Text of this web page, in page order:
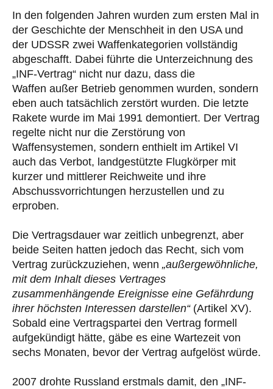
In den folgenden Jahren wurden zum ersten Mal in
der Geschichte der Menschheit in den USA und
der UDSSR zwei Waffenkategorien vollständig
abgeschafft. Dabei führte die Unterzeichnung des
„INF-Vertrag“ nicht nur dazu, dass die
Waffen außer Betrieb genommen wurden, sondern
eben auch tatsächlich zerstört wurden. Die letzte
Rakete wurde im Mai 1991 demontiert. Der Vertrag
regelte nicht nur die Zerstörung von
Waffensystemen, sondern enthielt im Artikel VI
auch das Verbot, landgestützte Flugkörper mit
kurzer und mittlerer Reichweite und ihre
Abschussvorrichtungen herzustellen und zu
erproben.
Die Vertragsdauer war zeitlich unbegrenzt, aber
beide Seiten hatten jedoch das Recht, sich vom
Vertrag zurückzuziehen, wenn „außergewöhnliche,
mit dem Inhalt dieses Vertrages
zusammenhängende Ereignisse eine Gefährdung
ihrer höchsten Interessen darstellen“(Artikel XV).
Sobald eine Vertragspartei den Vertrag formell
aufgekündigt hätte, gäbe es eine Wartezeit von
sechs Monaten, bevor der Vertrag aufgelöst würde.
2007 drohte Russland erstmals damit, den „INF-